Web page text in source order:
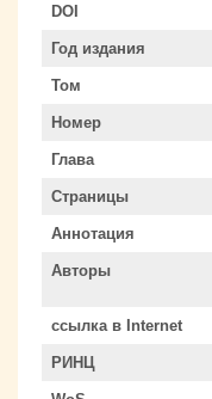
DOI
Год издания
Том
Номер
Глава
Страницы
Аннотация
Авторы
ссылка в Internet
РИНЦ